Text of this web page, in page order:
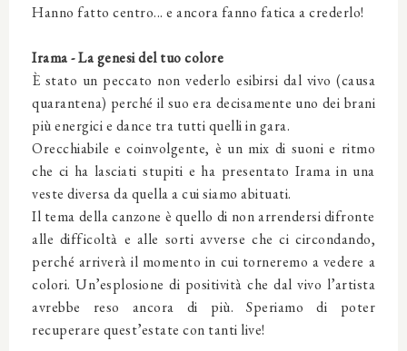
Hanno fatto centro... e ancora fanno fatica a crederlo!
Irama - La genesi del tuo colore
È stato un peccato non vederlo esibirsi dal vivo (causa
quarantena) perché il suo era decisamente uno dei brani
più energici e dance tra tutti quelli in gara.
Orecchiabile e coinvolgente, è un mix di suoni e ritmo
che ci ha lasciati stupiti e ha presentato Irama in una
veste diversa da quella a cui siamo abituati.
Il tema della canzone è quello di non arrendersi difronte
alle difficoltà e alle sorti avverse che ci circondando,
perché arriverà il momento in cui torneremo a vedere a
colori. Un’esplosione di positività che dal vivo l’artista
avrebbe reso ancora di più. Speriamo di poter
recuperare quest’estate con tanti live!